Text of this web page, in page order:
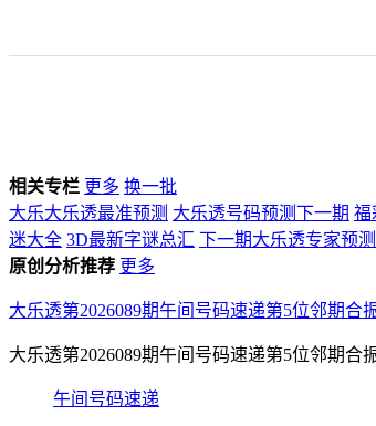
相关专栏 更多 换一批
大乐大乐透最准预测 大乐透号码预测下一期 福
迷大全 3D最新字谜总汇 下一期大乐透专家预测
原创分析推荐 更多
大乐透第2026089期午间号码速递第5位邻期合
大乐透第2026089期午间号码速递第5位邻期合
午间号码速递